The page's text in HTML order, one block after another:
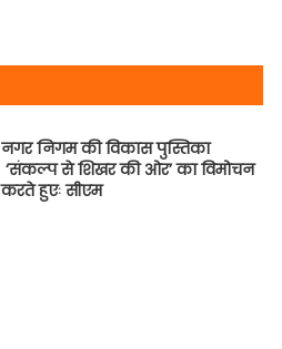
नगर निगम की विकास पुस्तिका
‘संकल्प से शिखर की ओर’ का विमोचन
करते हुएः सीएम